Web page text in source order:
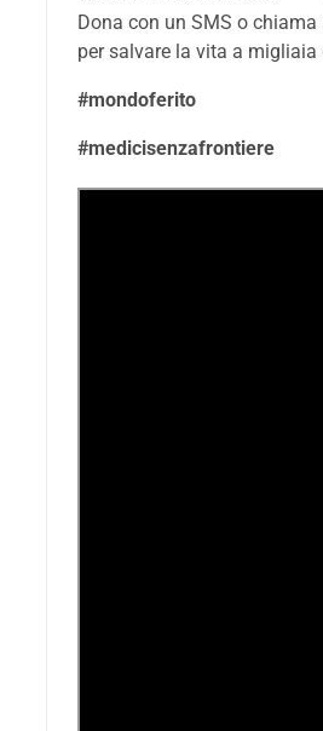
Dona con un SMS o
per salvare la vita a migliaia
#mondoferito
#medicisenzafrontiere